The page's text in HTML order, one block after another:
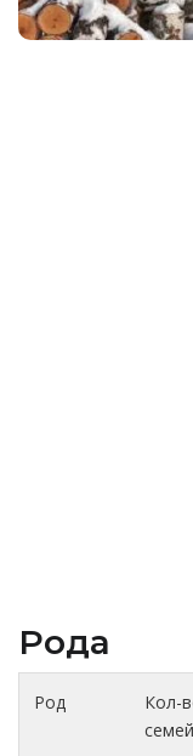
Рода
Род
Кол-
семей